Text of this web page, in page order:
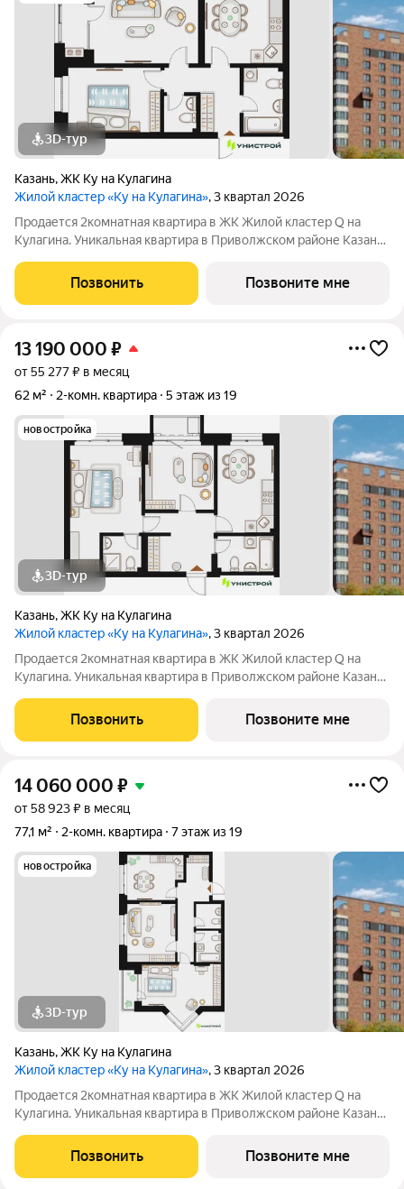
3D-тур
Казань,ЖК Ку на Кулагина
Жилой кластер «Ку на Кулагина», 3 квартал 2026
Продается 2комнатная квартира в ЖК Жилой кластер Q на
Кулагина. Уникальная квартира в Приволжском районе Казани,
Собственный детский сад, школа, дворы-парки с сенсорными
игровыми и
Позвонить Позвоните мне
13 190 000 ₽
от 55 277 ₽ в месяц
62 м²
2-комн. квартира 5 этаж из 19
новостройка
3D-тур
Казань,ЖК Ку на Кулагина
Жилой кластер «Ку на Кулагина», 3 квартал 2026
Продается 2комнатная квартира в ЖК Жилой кластер Q на
Кулагина. Уникальная квартира в Приволжском районе Казани,
Собственный детский сад, школа, дворы-парки с сенсорными
игровыми и
Позвонить Позвоните мне
14 060 000 ₽
от 58 923 ₽ в месяц
77,1 м²
2-комн. квартира 7 этаж из 19
новостройка
3D-тур
Казань,ЖК Ку на Кулагина
Жилой кластер «Ку на Кулагина», 3 квартал 2026
Продается 2комнатная квартира в ЖК Жилой кластер Q на
Кулагина. Уникальная квартира в Приволжском районе Казани,
Собственный детский сад, школа, дворы-парки с сенсорными
игровыми и
Позвонить Позвоните мне